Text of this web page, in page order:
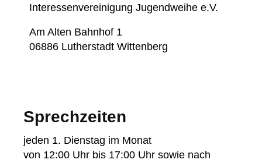
Interessenvereinigung Jugendweihe e.V.
Am Alten Bahnhof 1
06886 Lutherstadt Wittenberg
Sprechzeiten
jeden 1. Dienstag im Monat
von 12:00 Uhr bis 17:00 Uhr sowie nach